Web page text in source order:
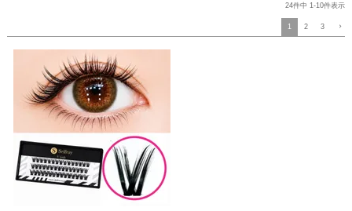
24件中 1-10件表示
1 2 3